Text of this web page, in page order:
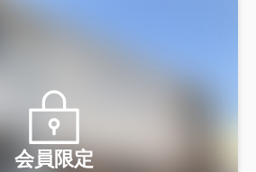
会員限定